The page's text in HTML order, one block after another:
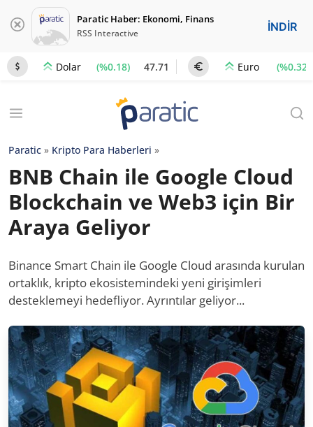
Paratic Haber: Ekonomi, Finans
RSS Interactive İNDİR
Dolar (%0.18) 47.71 Euro (%0.32)
Paratic » Kripto Para Haberleri »
BNB Chain ile Google Cloud
Blockchain ve Web3 için Bir
Araya Geliyor
Binance Smart Chain ile Google Cloud arasında kurulan
ortaklık, kripto ekosistemindeki yeni girişimleri
desteklemeyi hedefliyor. Ayrıntılar geliyor...